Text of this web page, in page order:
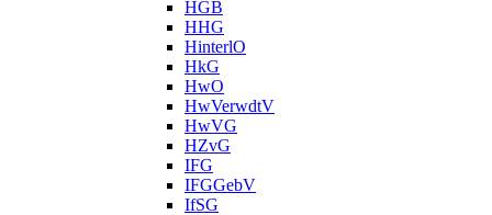
HGB
HHG
HinterlO
HkG
HwO
HwVerwdtV
HwVG
HZvG
IFG
IFGGebV
IfSG